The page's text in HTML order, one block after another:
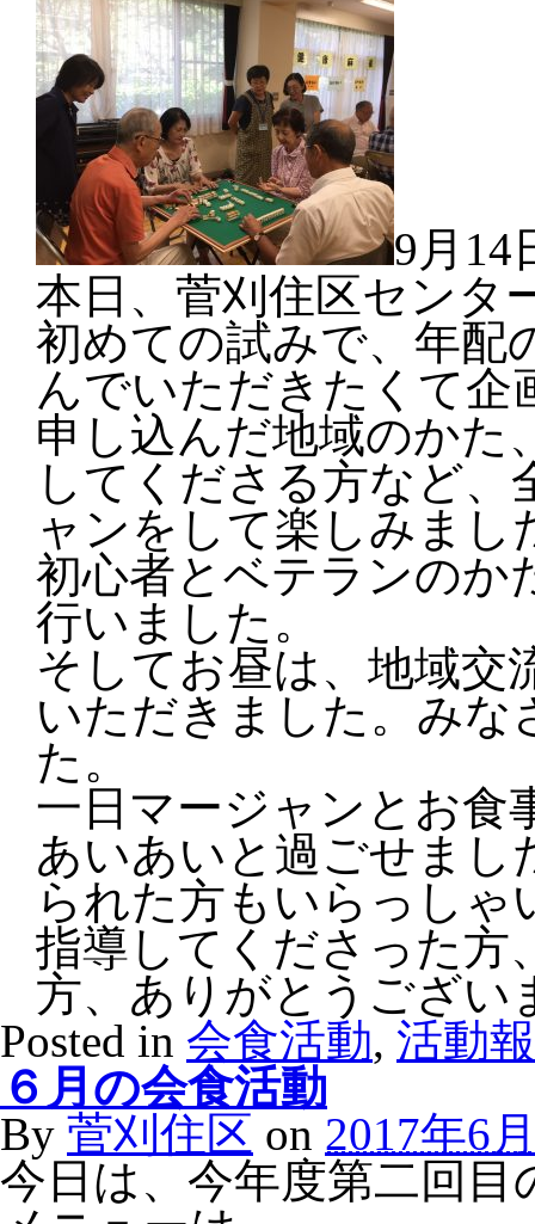
9月14
本日、菅刈住区センタ
初めての試みで、年配
んでいただきたくて企
申し込んだ地域のかた
してくださる方など、
ャンをして楽しみまし
初心者とベテランのか
行いました。
そしてお昼は、地域交
いただきました。みな
た。
一日マージャンとお食
あいあいと過ごせまし
られた方もいらっしゃ
指導してくださった方
方、ありがとうござい
Posted in 会食活動, 活動
６月の会食活動
By 菅刈住区 on 2017年6
今日は、今年度第二回